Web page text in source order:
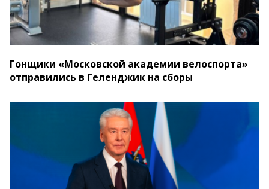
Гонщики «Московской академии велоспорта»
отправились в Геленджик на сборы